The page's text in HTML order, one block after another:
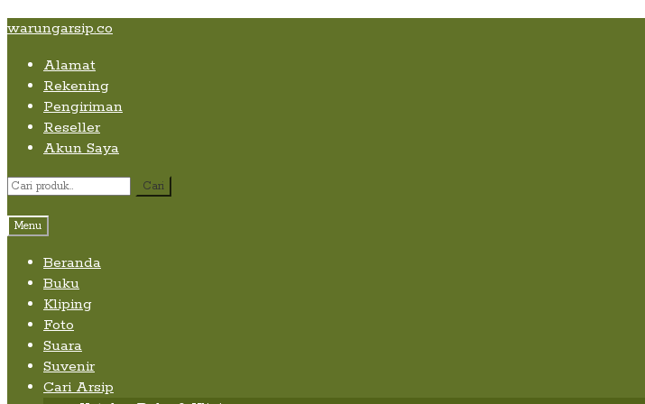
Skip
content
Skip
navigation
Skip
content
warungarsip.co
Alamat
Rekening
Pengiriman
Reseller
Akun Saya
Pencarian
Cari
Menu
Beranda
Buku
Kliping
Foto
Suara
Suvenir
Cari Arsip